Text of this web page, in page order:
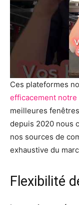
Ces plateformes
efficacement notre
meilleures fenêtres
depuis 2020 nous
nos sources de
exhaustive du
Flexibilité